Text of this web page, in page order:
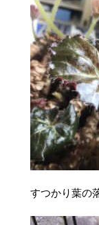
すつかり葉の